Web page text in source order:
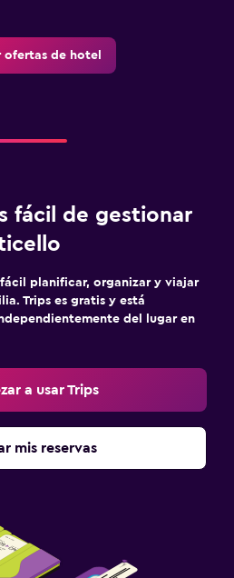
ofertas de hotel
fácil de gestionar
fácil planificar, organizar y viajar
Trips es gratis y está
del lugar en
a usar Trips
mis reservas